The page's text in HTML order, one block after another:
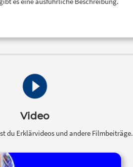
Video
du Erklärvideos und andere Filmbeiträge.